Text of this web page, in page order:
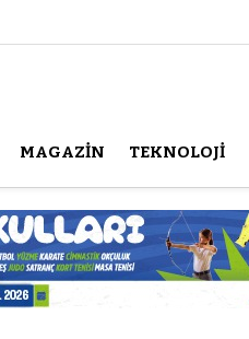
MAGAZİN TEKNOLOJİ